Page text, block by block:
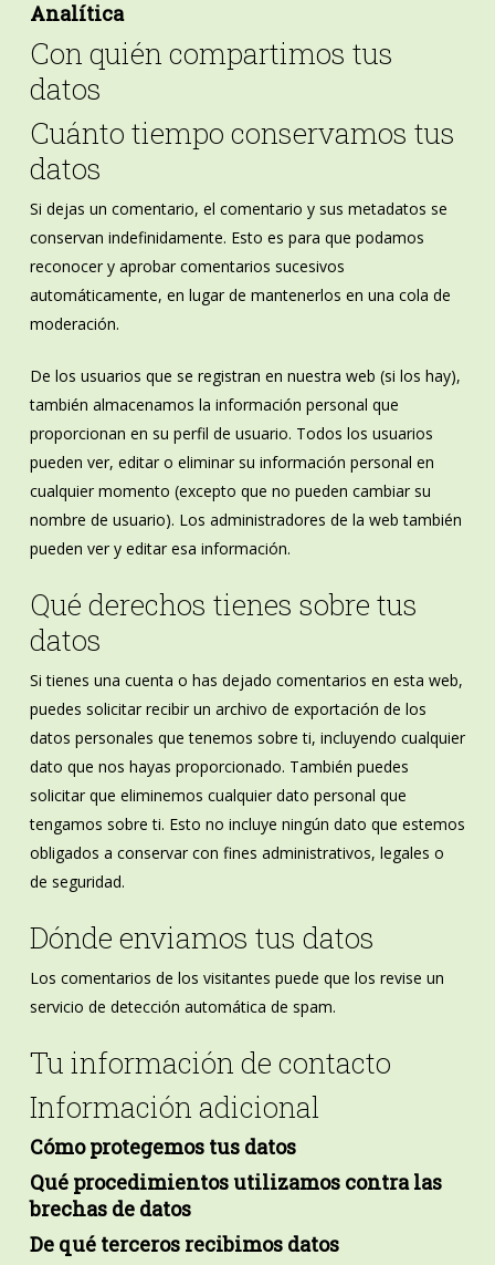
Analítica
Con quién compartimos tus
datos
Cuánto tiempo conservamos tus
datos
Si dejas un comentario, el comentario y sus metadatos se
conservan indefinidamente. Esto es para que podamos
reconocer y aprobar comentarios sucesivos
automáticamente, en lugar de mantenerlos en una cola de
moderación.
De los usuarios que se registran en nuestra web (si los hay),
también almacenamos la información personal que
proporcionan en su perfil de usuario. Todos los usuarios
pueden ver, editar o eliminar su información personal en
cualquier momento (excepto que no pueden cambiar su
nombre de usuario). Los administradores de la web también
pueden ver y editar esa información.
Qué derechos tienes sobre tus
datos
Si tienes una cuenta o has dejado comentarios en esta web,
puedes solicitar recibir un archivo de exportación de los
datos personales que tenemos sobre ti, incluyendo cualquier
dato que nos hayas proporcionado. También puedes
solicitar que eliminemos cualquier dato personal que
tengamos sobre ti. Esto no incluye ningún dato que estemos
obligados a conservar con fines administrativos, legales o
de seguridad.
Dónde enviamos tus datos
Los comentarios de los visitantes puede que los revise un
servicio de detección automática de spam.
Tu información de contacto
Información adicional
Cómo protegemos tus datos
Qué procedimientos utilizamos contra las
brechas de datos
De qué terceros recibimos datos